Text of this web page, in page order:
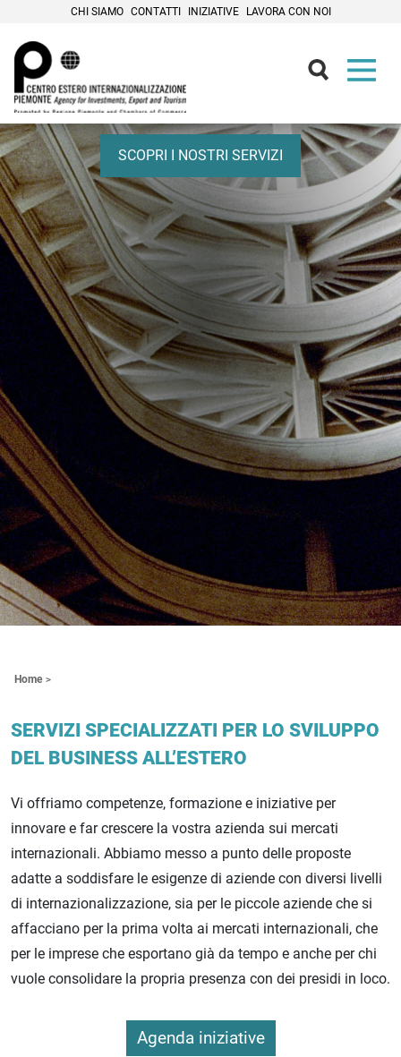
CHI SIAMO CONTATTI INIZIATIVE LAVORA CON NOI
Fai decollare i tuoi progetti
SCOPRI I NOSTRI SERVIZI
Home
SERVIZI SPECIALIZZATI PER LO SVILUPPO
DEL BUSINESS ALL’ESTERO
Vi offriamo competenze, formazione e iniziative per
innovare e far crescere la vostra azienda sui mercati
internazionali. Abbiamo messo a punto delle proposte
adatte a soddisfare le esigenze di aziende con diversi livelli
di internazionalizzazione, sia per le piccole aziende che si
affacciano per la prima volta ai mercati internazionali, che
per le imprese che esportano già da tempo e anche per chi
vuole consolidare la propria presenza con dei presidi in loco.
Agenda iniziative